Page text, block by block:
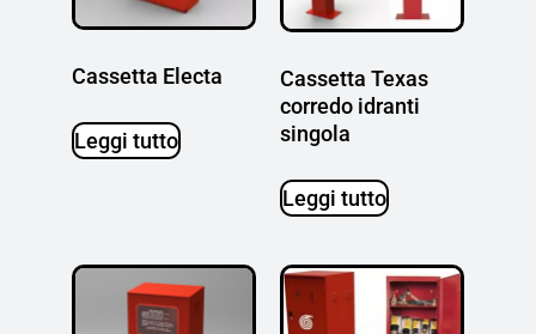
Cassetta Electa
Leggi tutto
Cassetta Texas
corredo idranti
singola
Leggi tutto